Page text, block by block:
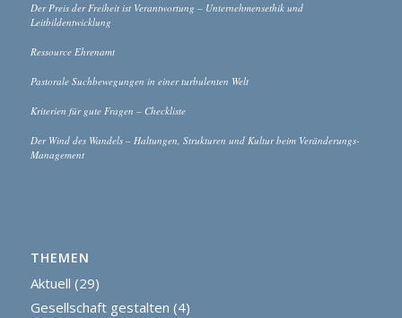
Der Preis der Freiheit ist Verantwortung – Unternehmensethik und
Leitbildentwicklung
Ressource Ehrenamt
Pastorale Suchbewegungen in einer turbulenten Welt
Kriterien für gute Fragen – Checkliste
Der Wind des Wandels – Haltungen, Strukturen und Kultur beim Veränderungs-
Management
THEMEN
Aktuell (29)
Gesellschaft gestalten (4)